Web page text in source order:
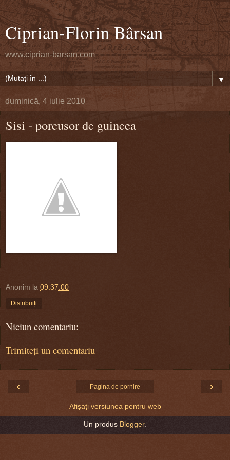
Ciprian-Florin Bârsan
www.ciprian-barsan.com
▼
duminică, 4 iulie 2010
Sisi - porcusor de guineea
Anonim la 09:37:00
Distribuiți
Niciun comentariu:
Trimiteți un comentariu
‹ ›
Pagina de pornire
Afișați versiunea pentru web
Un produs Blogger.